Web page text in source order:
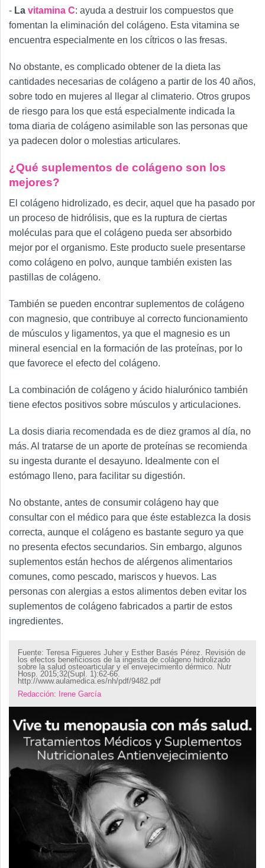
- La vitamina C: ayuda a destruir los compuestos que
fomentan la eliminación del colágeno. Esta vitamina se
encuentra especialmente en los cítricos o las fresas.
No obstante, es complicado obtener de la dieta las
cantidades necesarias de colágeno a partir de los 40 años,
sobre todo en mujeres al llegar al climaterio. Otros grupos
de riesgo para los que está especialmente indicada la
toma diaria de colágeno asimilable son las personas que
ya padecen dolor o molestias articulares.
¿Qué suplementos de colágeno son los
mejores?
El colágeno hidrolizado, es decir, aquel que ha pasado por
un proceso de hidrólisis, que es la ruptura de ciertas
moléculas para que el colágeno pueda ser absorbido
mejor por el organismo. Este producto suele presentarse
como colágeno en polvo, aunque también existen las
pastillas de colágeno.
También se pueden encontrar suplementos de colágeno
con magnesio, que contribuye al correcto funcionamiento
de músculos y ligamentos, ya que el magnesio es un
mineral esencial en la formación de las proteínas, por lo
que favorece el efecto del colágeno.
La combinación de colágeno y ácido hialurónico también
tiene efectos positivos sobre músculos y articulaciones.
La dosis diaria recomendada es de diez gramos al día, no
más. Al tratarse de un aporte de proteínas se recomienda
su ingesta durante el desayuno. Idealmente con el
estómago lleno, para facilitar su digestión.
No obstante, antes de consumir colágeno hay que
consultar con el médico para que éste establezca la dosis
correcta, aunque el colágeno es bastante seguro ya que
no presenta efectos secundarios. Sin embargo, algunos
suplementos están hechos de alérgenos alimentarios
comunes, como pescado, mariscos y huevos. Las
personas con alergias a estos alimentos deben evitar los
suplementos de colágeno fabricados a partir de estos
ingredientes.
Fuente: Teresa Figueres Juher y Esther Basés Pérez. Revisión de
los efectos beneficiosos de la ingesta de colágeno hidrolizado
sobre la salud osteoarticular y el envejecimiento dérmico. Nutr
Hosp. 2015;32(Supl. 1):62-66.
http://www.aulamedica.es/nh/pdf/9482.pdf
Redacción: Irene García